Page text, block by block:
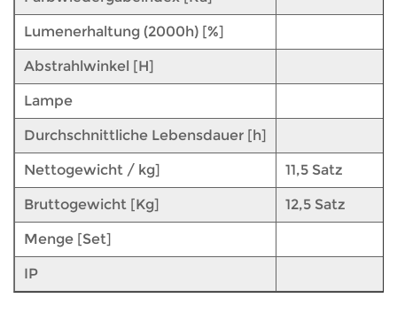
Lumenerhaltung (2000h) [%]
Abstrahlwinkel [H]
Lampe
Durchschnittliche Lebensdauer [h]
Nettogewicht / kg] 11,5 Satz
Bruttogewicht [Kg] 12,5 Satz
Menge [Set]
IP